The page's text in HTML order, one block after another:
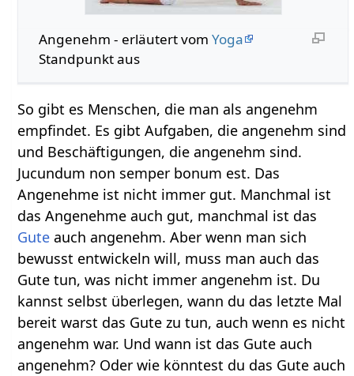
Angenehm‏‎ - erläutert vom Yoga
Standpunkt aus
So gibt es Menschen, die man als angenehm
empfindet. Es gibt Aufgaben, die angenehm sind
und Beschäftigungen, die angenehm sind.
Jucundum non semper bonum est. Das
Angenehme ist nicht immer gut. Manchmal ist
das Angenehme auch gut, manchmal ist das
Gute auch angenehm. Aber wenn man sich
bewusst entwickeln will, muss man auch das
Gute tun, was nicht immer angenehm ist. Du
kannst selbst überlegen, wann du das letzte Mal
bereit warst das Gute zu tun, auch wenn es nicht
angenehm war. Und wann ist das Gute auch
angenehm? Oder wie könntest du das Gute auch